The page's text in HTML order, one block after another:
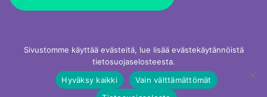
Sivustomme käyttää evästeitä, lue lisää evästekäytännöistä
tietosuojaselosteesta.
Hyväksy kaikki
Vain välttämättömät